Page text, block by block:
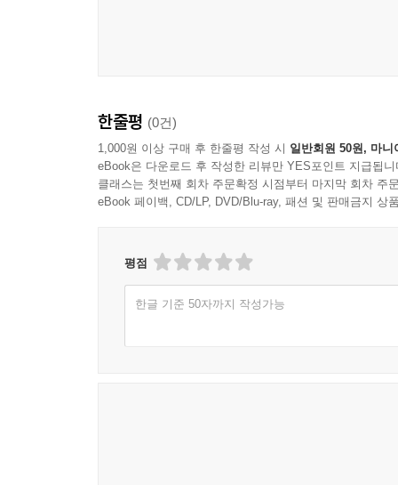
한줄평 (0건)
1,000원 이상 구매 후 한줄평 작성 시 일반회원 50원, 마니
eBook은 다운로드 후 작성한 리뷰만 YES포인트 지급됩니
클래스는 첫번째 회차 주문확정 시점부터 마지막 회차 주
eBook 페이백, CD/LP, DVD/Blu-ray, 패션 및 판매금지 상
평점
한글 기준 50자까지 작성가능